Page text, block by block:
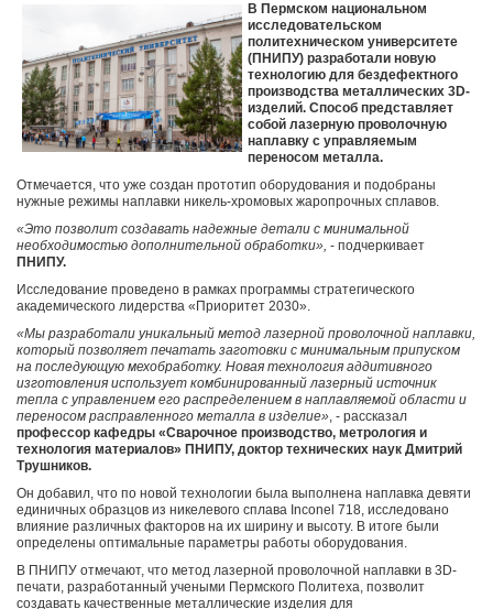
В Пермском национальном
исследовательском
политехническом университете
(ПНИПУ) разработали новую
технологию для бездефектного
производства металлических 3D-
изделий. Способ представляет
собой лазерную проволочную
наплавку с управляемым
переносом металла.
Отмечается, что уже создан прототип оборудования и подобраны
нужные режимы наплавки никель-хромовых жаропрочных сплавов.
«Это позволит создавать надежные детали с минимальной
необходимостью дополнительной обработки», - подчеркивает
ПНИПУ.
Исследование проведено в рамках программы стратегического
академического лидерства «Приоритет 2030».
«Мы разработали уникальный метод лазерной проволочной наплавки,
который позволяет печатать заготовки с минимальным припуском
на последующую мехобработку. Новая технология аддитивного
изготовления использует комбинированный лазерный источник
тепла с управлением его распределением в наплавляемой области и
переносом расправленного металла в изделие», - рассказал
профессор кафедры «Сварочное производство, метрология и
технология материалов» ПНИПУ, доктор технических наук Дмитрий
Трушников.
Он добавил, что по новой технологии была выполнена наплавка девяти
единичных образцов из никелевого сплава Inconel 718, исследовано
влияние различных факторов на их ширину и высоту. В итоге были
определены оптимальные параметры работы оборудования.
В ПНИПУ отмечают, что метод лазерной проволочной наплавки в 3D-
печати, разработанный учеными Пермского Политеха, позволит
создавать качественные металлические изделия для